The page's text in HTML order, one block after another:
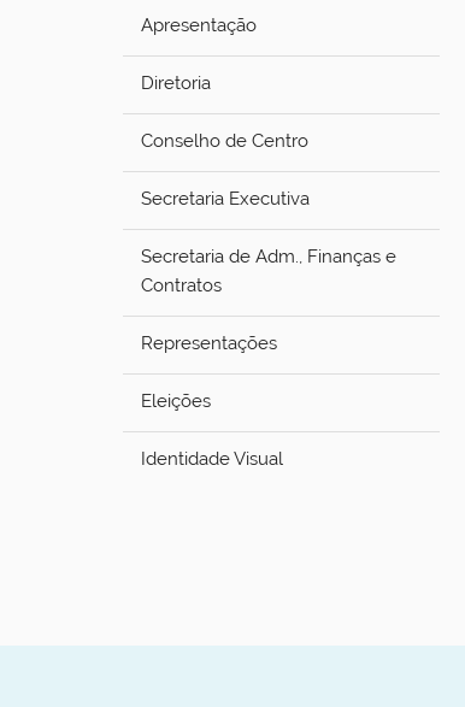
Apresentação
Diretoria
Conselho de Centro
Secretaria Executiva
Secretaria de Adm., Finanças e
Contratos
Representações
Eleições
Identidade Visual